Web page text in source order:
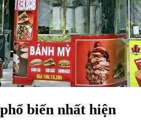
biến nhất hiện